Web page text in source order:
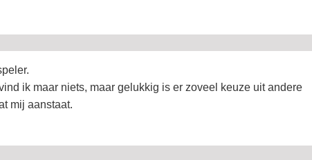
ik maar niets, maar gelukkig is er zoveel keuze uit andere
mij aanstaat.